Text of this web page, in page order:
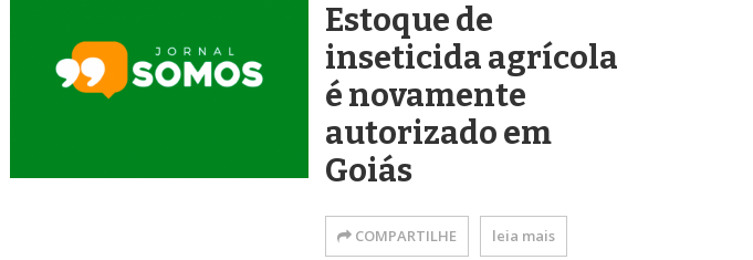
Estoque de
inseticida agrícola
é novamente
autorizado em
Goiás
COMPARTILHE leia mais